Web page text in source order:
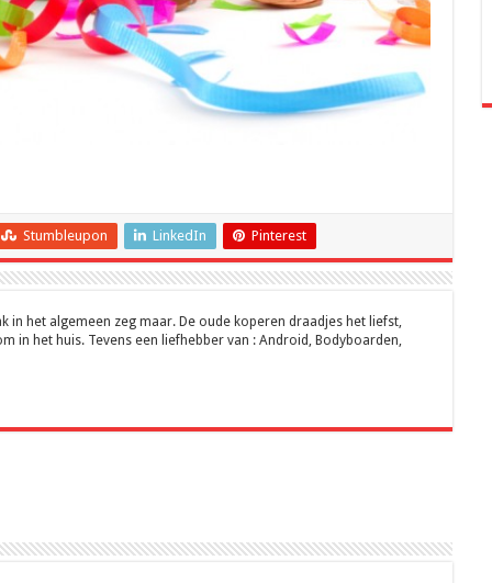
Stumbleupon LinkedIn Pinterest
in het algemeen zeg maar. De oude koperen draadjes het liefst,
in het huis. Tevens een liefhebber van : Android, Bodyboarden,